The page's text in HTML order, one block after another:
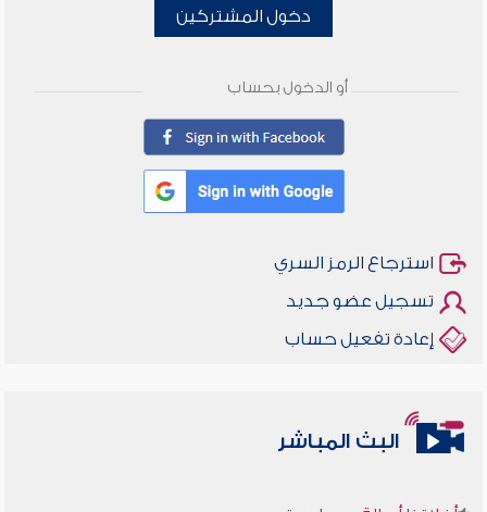
دخول المشتركين
أو الدخول بحساب
استرجاع الرمز السري
تسجيل عضو جديد
إعادة تفعيل حساب
البث المباشر
أخلاقنا أصالة ومعاصرة